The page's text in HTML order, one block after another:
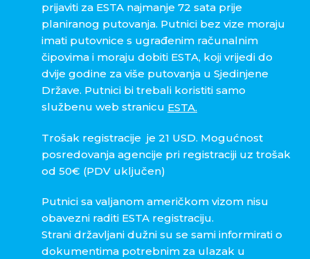
prijaviti za ESTA najmanje 72 sata prije
planiranog putovanja. Putnici bez vize moraju
imati putovnice s ugrađenim računalnim
čipovima i moraju dobiti ESTA, koji vrijedi do
dvije godine za više putovanja u Sjedinjene
Države. Putnici bi trebali koristiti samo
službenu web stranicu ESTA.
Trošak registracije je 21 USD. Mogućnost
posredovanja agencije pri registraciji uz trošak
od 50€ (PDV uključen)
Putnici sa valjanom američkom vizom nisu
obavezni raditi ESTA registraciju.
Strani državljani dužni su se sami informirati o
dokumentima potrebnim za ulazak u